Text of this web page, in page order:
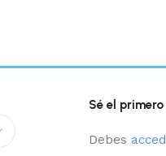
Sé el
Debes